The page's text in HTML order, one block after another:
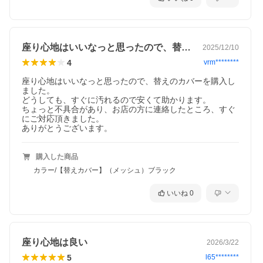
座り心地はいいなっと思ったので、替えの… 2025/12/10
4 vrm********
座り心地はいいなっと思ったので、替えのカバーを購入し
ました。
どうしても、すぐに汚れるので安くて助かります。
ちょっと不具合があり、お店の方に連絡したところ、すぐ
にご対応頂きました。
ありがとうございます。
購入した商品
カラー/【替えカバー】（メッシュ）ブラック
いいね 0
座り心地は良い 2026/3/22
5 l65********